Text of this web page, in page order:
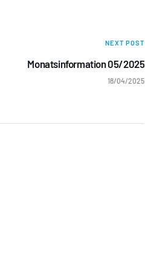
NEXT POST
Monatsinformation 05/2025
18/04/2025